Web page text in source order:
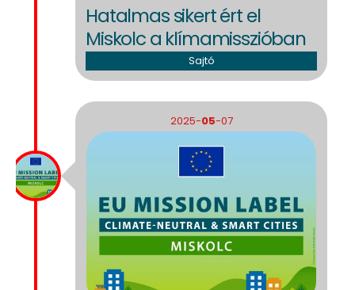
Hatalmas sikert ért el
Miskolc a klímamisszióban
Sajtó
2025-05-07